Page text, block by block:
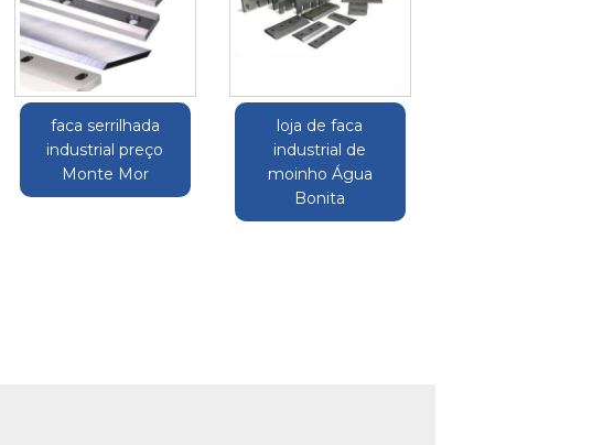
faca serrilhada
industrial preço
Monte Mor
loja de faca
industrial de
moinho Água
Bonita